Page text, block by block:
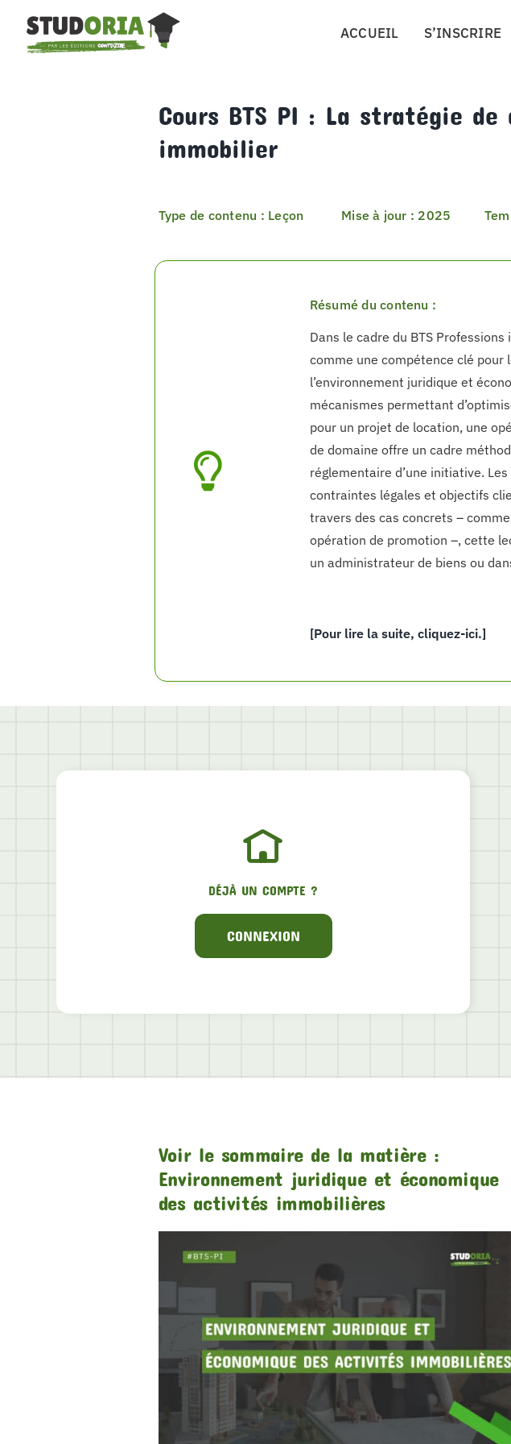
contenu
ACCUEIL S’INSCRIRE
Cours BTS PI : La stratégie
immobilier
Type de contenu : Leçon Mise à jour : 2025
Résumé du contenu :
Dans le cadre du BTS
comme une compétence clé pour
l’environnement juridique et
mécanismes permettant
pour un projet de location, une
de domaine offre un cadre
réglementaire d’une initiative.
contraintes légales et objectifs
travers des cas concrets –
opération de promotion –, cette
un administrateur de biens ou
[Pour lire la suite, cliquez-ici.]
DÉJÀ UN COMPTE ?
CONNEXION
Voir le sommaire de la matière :
Environnement juridique et économique
des activités immobilières